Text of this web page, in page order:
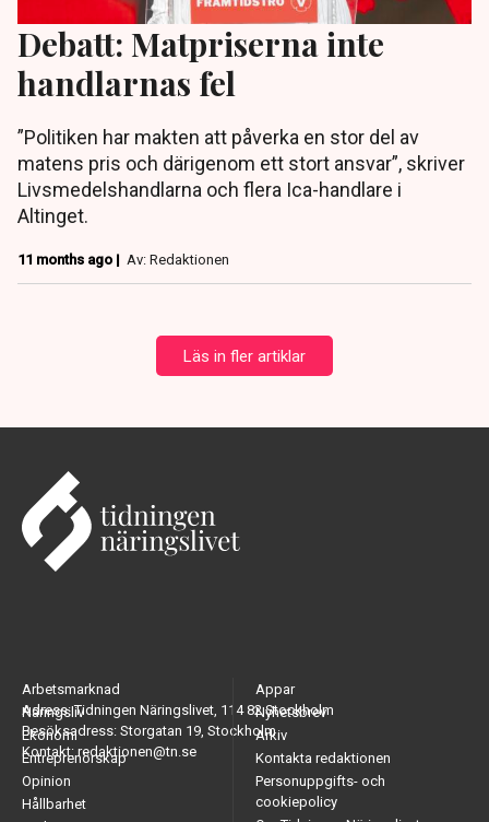
Debatt: Matpriserna inte
handlarnas fel
”Politiken har makten att påverka en stor del av
matens pris och därigenom ett stort ansvar”, skriver
Livsmedelshandlarna och flera Ica-handlare i
Altinget.
11 months ago | Av: Redaktionen
Läs in fler artiklar
Adress: Tidningen Näringslivet, 114 82 Stockholm
Besöksadress: Storgatan 19, Stockholm
Kontakt: redaktionen@tn.se
Arbetsmarknad
Näringsliv
Ekonomi
Entreprenörskap
Opinion
Hållbarhet
Appar
Nyhetsbrev
Arkiv
Kontakta redaktionen
Personuppgifts- och
cookiepolicy